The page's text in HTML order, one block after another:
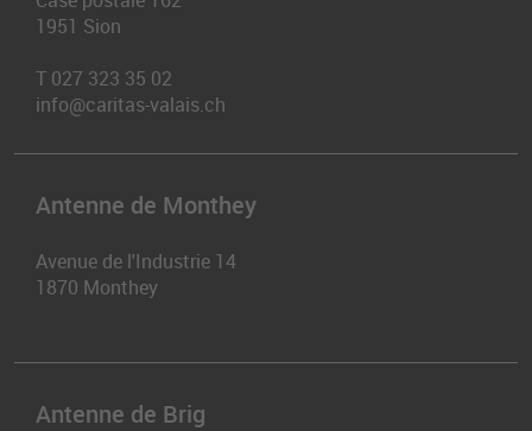
1951 Sion
T 027 323 35 02
info@caritas-valais.ch
Antenne de Monthey
Avenue de l'Industrie 14
1870 Monthey
Antenne de Brig